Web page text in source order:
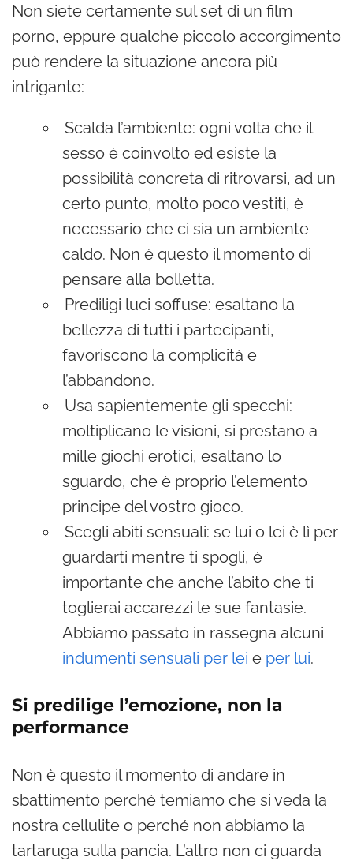
Non siete certamente sul set di un film
porno, eppure qualche piccolo accorgimento
può rendere la situazione ancora più
intrigante:
Scalda l’ambiente: ogni volta che il
sesso è coinvolto ed esiste la
possibilità concreta di ritrovarsi, ad un
certo punto, molto poco vestiti, è
necessario che ci sia un ambiente
caldo. Non è questo il momento di
pensare alla bolletta.
Prediligi luci soffuse: esaltano la
bellezza di tutti i partecipanti,
favoriscono la complicità e
l’abbandono.
Usa sapientemente gli specchi:
moltiplicano le visioni, si prestano a
mille giochi erotici, esaltano lo
sguardo, che è proprio l’elemento
principe del vostro gioco.
Scegli abiti sensuali: se lui o lei è lì per
guardarti mentre ti spogli, è
importante che anche l’abito che ti
toglierai accarezzi le sue fantasie.
Abbiamo passato in rassegna alcuni
indumenti sensuali per lei e per lui.
Si predilige l’emozione, non la
performance
Non è questo il momento di andare in
sbattimento perché temiamo che si veda la
nostra cellulite o perché non abbiamo la
tartaruga sulla pancia. L’altro non ci guarda